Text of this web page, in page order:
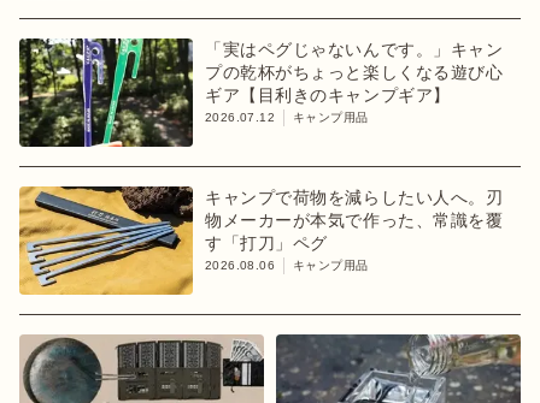
「実はペグじゃないんです。」キャン
プの乾杯がちょっと楽しくなる遊び心
ギア【目利きのキャンプギア】
2026.07.12 キャンプ用品
キャンプで荷物を減らしたい人へ。刃
物メーカーが本気で作った、常識を覆
す「打刀」ペグ
2026.08.06 キャンプ用品